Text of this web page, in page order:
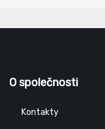
O společnosti
Kontakty